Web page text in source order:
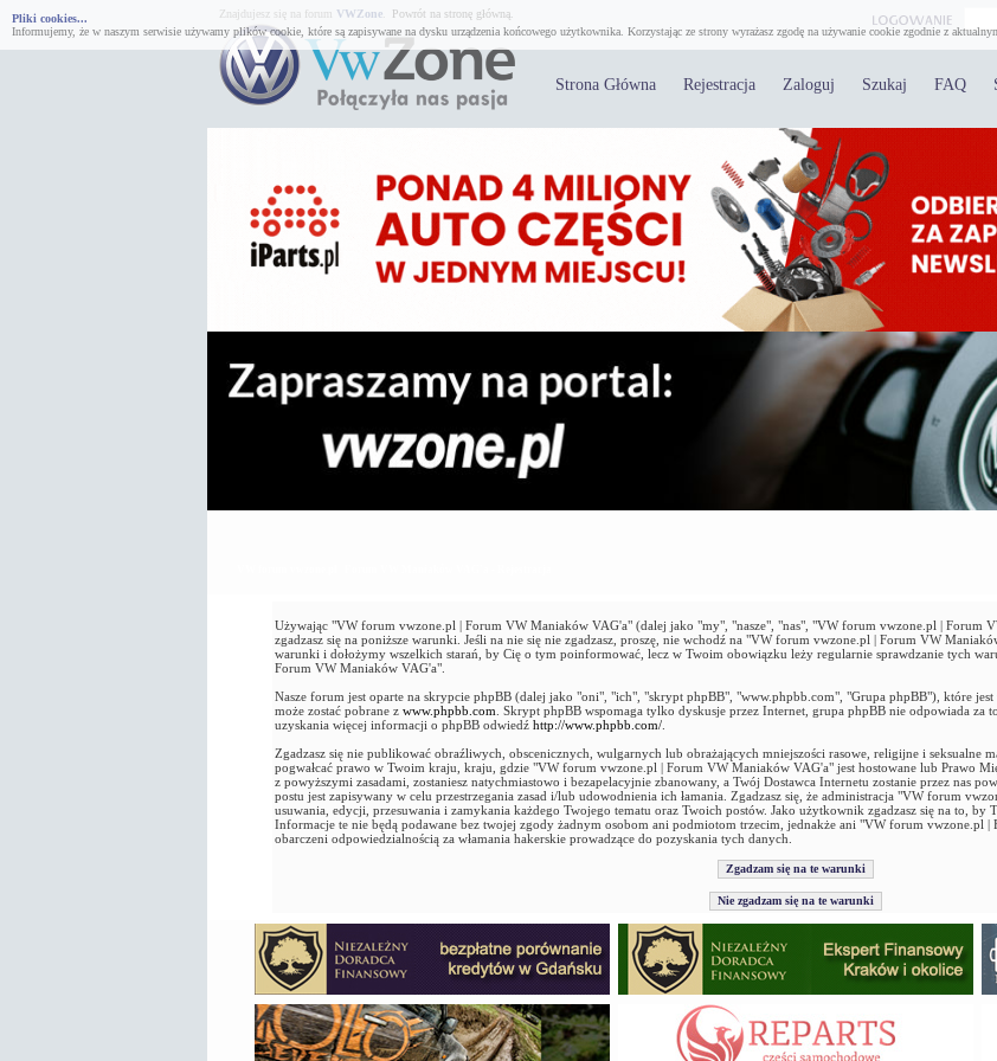
Pliki cookies...
Informujemy, że w naszym serwisie używamy plików cookie, które są zapisywane na dysku urządzenia końcowego użytkownika. Korzystając ze strony wyrażasz zgodę na używanie cookie zgodnie z
Znajdujesz się na forum VWZone. Powrót na stronę główną.
Strona Główna Rejestracja Zaloguj Szukaj FAQ
Używając "VW forum vwzone.pl | Forum VW Maniaków VAG'a" (dalej jako "my", "nasze", "nas", "VW forum vwzone.pl | Forum
zgadzasz się na poniższe warunki. Jeśli na nie się nie zgadzasz, proszę, nie wchodź na "VW forum vwzone.pl | Forum VW
warunki i dołożymy wszelkich starań, by Cię o tym poinformować, lecz w Twoim obowiązku leży regularnie sprawdzanie tych
Forum VW Maniaków VAG'a".
Nasze forum jest oparte na skrypcie phpBB (dalej jako "oni", "ich", "skrypt phpBB", "www.phpbb.com", "Grupa phpBB"), które jest
może zostać pobrane z www.phpbb.com . Skrypt phpBB wspomaga tylko dyskusje przez Internet, grupa phpBB nie odpowiada za
uzyskania więcej informacji o phpBB odwiedź http://www.phpbb.com/
Zgadzasz się nie publikować obraźliwych, obscenicznych, wulgarnych lub obrażających mniejszości rasowe, religijne i seksualne
pogwałcać prawo w Twoim kraju, kraju, gdzie "VW forum vwzone.pl | Forum VW Maniaków VAG'a" jest hostowane lub Prawo
z powyższymi zasadami, zostaniesz natychmiastowo i bezapelacyjnie zbanowany, a Twój Dostawca Internetu zostanie przez nas
postu jest zapisywany w celu przestrzegania zasad i/lub udowodnienia ich łamania. Zgadzasz się, że administracja "VW forum
usuwania, edycji, przesuwania i zamykania każdego Twojego tematu oraz Twoich postów. Jako użytkownik zgadzasz się na to, by
Informacje te nie będą podawane bez twojej zgody żadnym osobom ani podmiotom trzecim, jednakże ani "VW forum vwzone.pl
obarczeni odpowiedzialnością za włamania hakerskie prowadzące do pozyskania tych danych.